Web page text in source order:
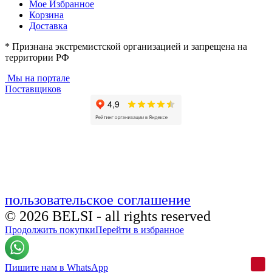
Мое Избранное
Корзина
Доставка
* Признана экстремистской организацией и запрещена на
территории РФ
Мы на портале
Поставщиков
пользовательское соглашение
© 2026 BELSI - all rights reserved
Продолжить покупкиПерейти в избранное
Пишите нам в WhatsApp